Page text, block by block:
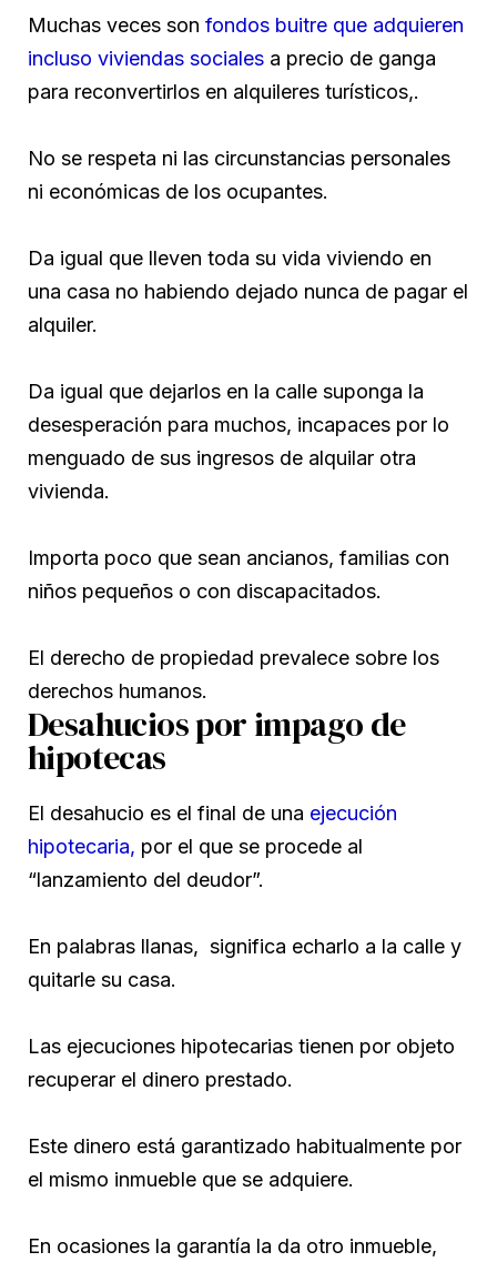
Muchas veces son fondos buitre que adquieren
incluso viviendas sociales a precio de ganga
para reconvertirlos en alquileres turísticos,.
No se respeta ni las circunstancias personales
ni económicas de los ocupantes.
Da igual que lleven toda su vida viviendo en
una casa no habiendo dejado nunca de pagar el
alquiler.
Da igual que dejarlos en la calle suponga la
desesperación para muchos, incapaces por lo
menguado de sus ingresos de alquilar otra
vivienda.
Importa poco que sean ancianos, familias con
niños pequeños o con discapacitados.
El derecho de propiedad prevalece sobre los
derechos humanos.
Desahucios por impago de
hipotecas
El desahucio es el final de una ejecución
hipotecaria, por el que se procede al
“lanzamiento del deudor”.
En palabras llanas, significa echarlo a la calle y
quitarle su casa.
Las ejecuciones hipotecarias tienen por objeto
recuperar el dinero prestado.
Este dinero está garantizado habitualmente por
el mismo inmueble que se adquiere.
En ocasiones la garantía la da otro inmueble,